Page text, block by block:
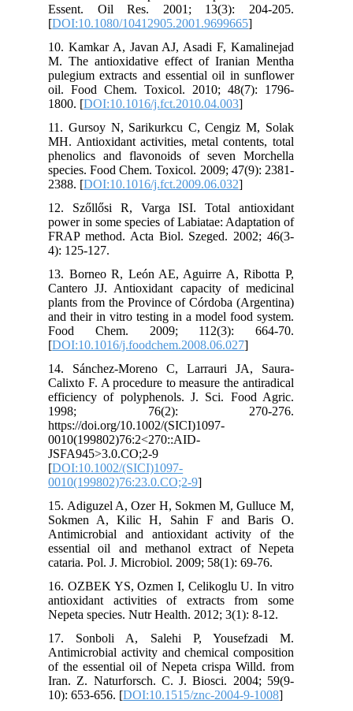
Essent. Oil Res. 2001; 13(3): 204-205.
[DOI:10.1080/10412905.2001.9699665
10. Kamkar A, Javan AJ, Asadi F, Kamalinejad
M. The antioxidative effect of Iranian Mentha
pulegium extracts and essential oil in sunflower
oil. Food Chem. Toxicol. 2010; 48(7): 1796-
1800. [DOI:10.1016/j.fct.2010.04.003
11. Gursoy N, Sarikurkcu C, Cengiz M, Solak
MH. Antioxidant activities, metal contents, total
phenolics and flavonoids of seven Morchella
species. Food Chem. Toxicol. 2009; 47(9): 2381-
2388. [DOI:10.1016/j.fct.2009.06.032
12. Szőllősi R, Varga ISI. Total antioxidant
power in some species of Labiatae: Adaptation of
FRAP method. Acta Biol. Szeged. 2002; 46(3-
4): 125-127.
13. Borneo R, León AE, Aguirre A, Ribotta P,
Cantero JJ. Antioxidant capacity of medicinal
plants from the Province of Córdoba (Argentina)
and their in vitro testing in a model food system.
Food Chem. 2009; 112(3): 664-70.
[DOI:10.1016/j.foodchem.2008.06.027
14. Sánchez‐Moreno C, Larrauri JA, Saura‐
Calixto F. A procedure to measure the antiradical
efficiency of polyphenols. J. Sci. Food Agric.
1998; 76(2): 270-276.
https://doi.org/10.1002/(SICI)1097-
0010(199802)76:2<270::AID-
JSFA945>3.0.CO;2-9
[DOI:10.1002/(SICI)1097-
0010(199802)76:23.0.CO;2-9
15. Adiguzel A, Ozer H, Sokmen M, Gulluce M,
Sokmen A, Kilic H, Sahin F and Baris O.
Antimicrobial and antioxidant activity of the
essential oil and methanol extract of Nepeta
cataria. Pol. J. Microbiol. 2009; 58(1): 69-76.
16. OZBEK YS, Ozmen I, Celikoglu U. In vitro
antioxidant activities of extracts from some
Nepeta species. Nutr Health. 2012; 3(1): 8-12.
17. Sonboli A, Salehi P, Yousefzadi M.
Antimicrobial activity and chemical composition
of the essential oil of Nepeta crispa Willd. from
Iran. Z. Naturforsch. C. J. Biosci. 2004; 59(9-
10): 653-656. [DOI:10.1515/znc-2004-9-1008